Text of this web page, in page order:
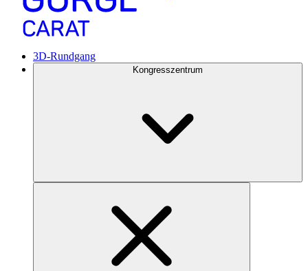
3D-Rundgang
Kongresszentrum